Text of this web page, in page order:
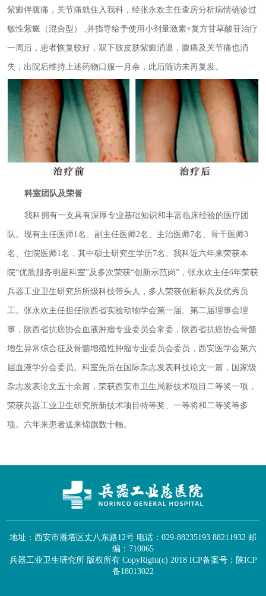
紫癜伴腹痛，关节痛就住入我科，经张永欢主任查房分析病情确诊过
敏性紫癜（混合型） ,并指导给予使用小剂量激素+复方甘草酸苷治疗
一周后，患者恢复较好，双下肢皮肤紫癜消退，腹痛及关节痛也消
失，出院后维持上述药物口服一月余，此后随访未再复发。
科室团队及荣誉
我科拥有一支具有深厚专业基础知识和丰富临床经验的医疗团
队。现有主任医师1名、副主任医师2名、主治医师7名、骨干医师3
名、住院医师1名，其中硕士研究生学历7名。我科近六年来荣获本
院“优质服务明星科室”及多次荣获“创新示范岗”，张永欢主任6年荣获
兵器工业卫生研究所所级科技带头人，多人荣获创新标兵及优秀员
工。张永欢主任担任陕西省实验动物学会第一届、第二届理事会理
事，陕西省抗癌协会血液肿瘤专业委员会常委，陕西省抗癌协会骨髓
增生异常综合征及骨髓增殖性肿瘤专业委员会委员，西安医学会第六
届血液学分会委员。科室先后在国际杂志发表科技论文一篇，国家级
杂志发表论文五十余篇，荣获西安市卫生局新技术项目二等奖一项，
荣获兵器工业卫生研究所新技术项目特等奖、一等将和二等奖等多
项。六年来患者送来锦旗数十幅。
地址：西安市雁塔区丈八东路12号 电话：029-88235193 88211932 邮
编：710065
兵器工业卫生研究所 版权所有 CopyRight(c) 2018 ICP备案号：陕ICP
备18013022